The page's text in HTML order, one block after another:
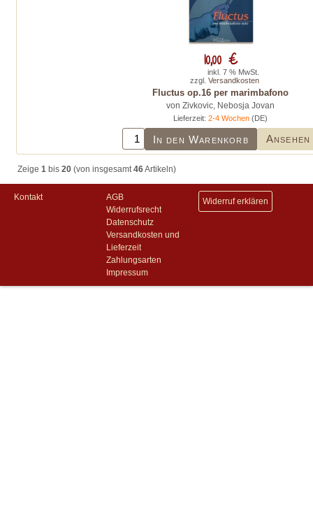
Fluctus op.16 per marimbafono
von Zivkovic, Nebosja Jovan
Lieferzeit:2-4 Wochen (DE)
In den Warenkorb Ansehen
10,00 €
inkl. 7 % MwSt.
zzgl. Versandkosten
Zeige 1 bis 20 (von insgesamt46Artikeln)
Kontakt
AGB
Widerrufsrecht
Datenschutz
Versandkosten und
Lieferzeit
Zahlungsarten
Impressum
Widerruf erklären